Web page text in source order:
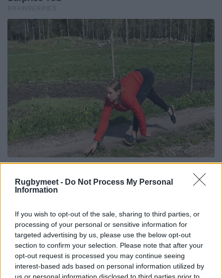
Rugbymeet - Do Not Process My Personal
Information
If you wish to opt-out of the sale, sharing to third parties, or
processing of your personal or sensitive information for
targeted advertising by us, please use the below opt-out
section to confirm your selection. Please note that after your
opt-out request is processed you may continue seeing
interest-based ads based on personal information utilized by